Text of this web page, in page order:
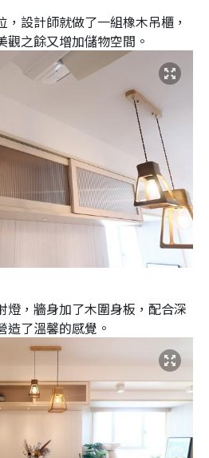
設計師就做了一組橡木吊櫃，
之餘又增加儲物空間。
燈，牆身加了木圍身板，配合深
造了溫馨的感覺。